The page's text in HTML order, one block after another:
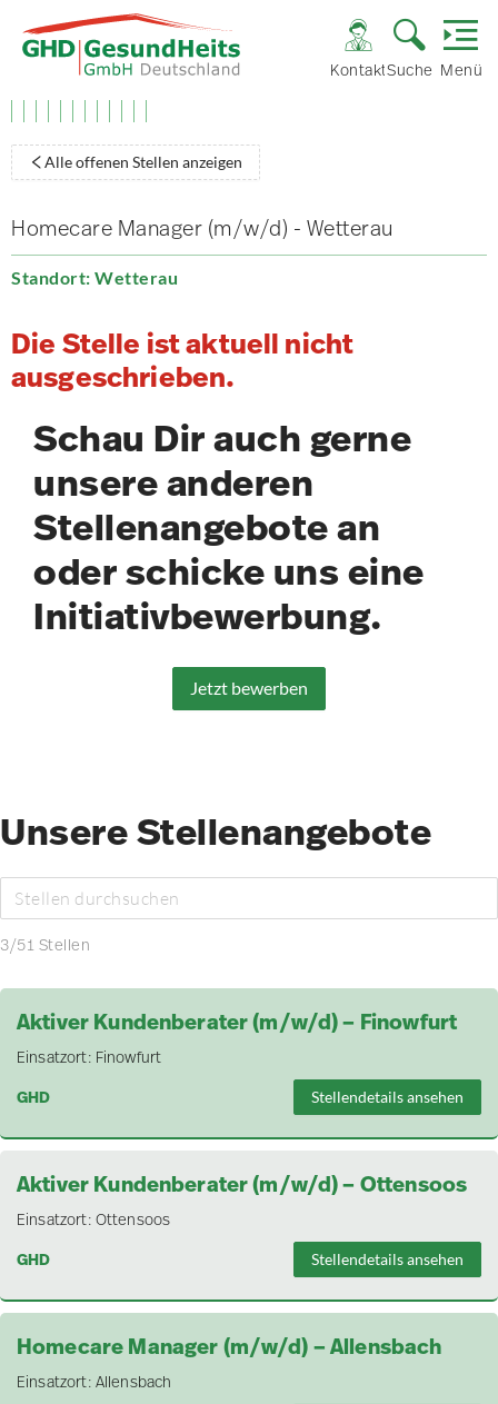
KontaktSuche Menü
Alle offenen Stellen anzeigen
Homecare Manager (m/w/d) - Wetterau
Standort: Wetterau
Die Stelle ist aktuell nicht
ausgeschrieben.
Schau Dir auch gerne
unsere anderen
Stellenangebote an
oder schicke uns eine
Initiativbewerbung.
Jetzt bewerben
Unsere Stellenangebote
3/51 Stellen
Aktiver Kundenberater (m/w/d) – Finowfurt
Einsatzort: Finowfurt
GHD
Stellendetails ansehen
Aktiver Kundenberater (m/w/d) – Ottensoos
Einsatzort: Ottensoos
GHD
Stellendetails ansehen
Homecare Manager (m/w/d) – Allensbach
Einsatzort: Allensbach